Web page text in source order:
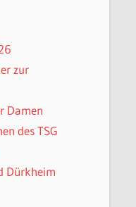
zur
Damen
des TSG
Dürkheim